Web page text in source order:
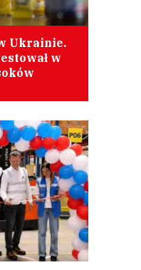
Ukrainie.
w